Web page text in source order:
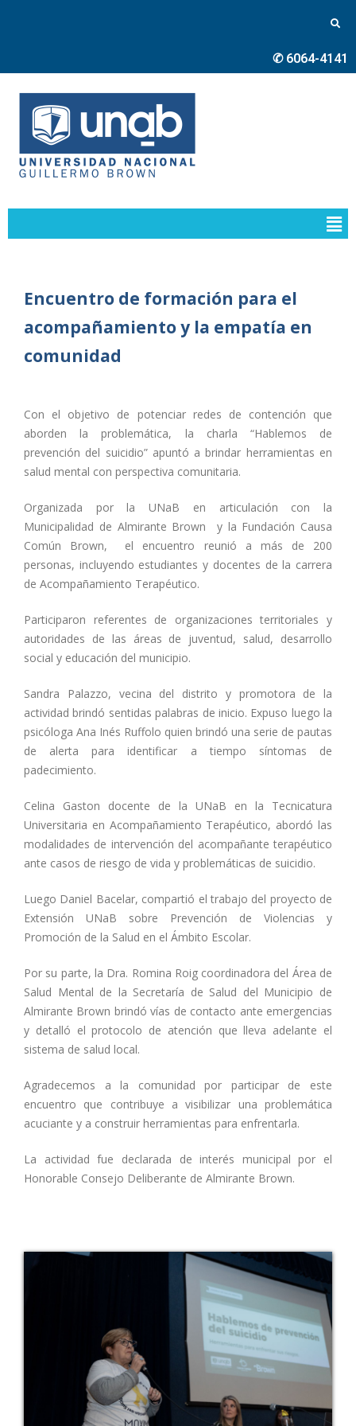
✆ 6064-4141
Encuentro de formación para el
acompañamiento y la empatía en
comunidad
Con el objetivo de potenciar redes de contención que
aborden la problemática, la charla “Hablemos de
prevención del suicidio” apuntó a brindar herramientas en
salud mental con perspectiva comunitaria.
Organizada por la UNaB en articulación con la
Municipalidad de Almirante Brown y la Fundación Causa
Común Brown, el encuentro reunió a más de 200
personas, incluyendo estudiantes y docentes de la carrera
de Acompañamiento Terapéutico.
Participaron referentes de organizaciones territoriales y
autoridades de las áreas de juventud, salud, desarrollo
social y educación del municipio.
Sandra Palazzo, vecina del distrito y promotora de la
actividad brindó sentidas palabras de inicio. Expuso luego la
psicóloga Ana Inés Ruffolo quien brindó una serie de pautas
de alerta para identificar a tiempo síntomas de
padecimiento.
Celina Gaston docente de la UNaB en la Tecnicatura
Universitaria en Acompañamiento Terapéutico, abordó las
modalidades de intervención del acompañante terapéutico
ante casos de riesgo de vida y problemáticas de suicidio.
Luego Daniel Bacelar, compartió el trabajo del proyecto de
Extensión UNaB sobre Prevención de Violencias y
Promoción de la Salud en el Ámbito Escolar.
Por su parte, la Dra. Romina Roig coordinadora del Área de
Salud Mental de la Secretaría de Salud del Municipio de
Almirante Brown brindó vías de contacto ante emergencias
y detalló el protocolo de atención que lleva adelante el
sistema de salud local.
Agradecemos a la comunidad por participar de este
encuentro que contribuye a visibilizar una problemática
acuciante y a construir herramientas para enfrentarla.
La actividad fue declarada de interés municipal por el
Honorable Consejo Deliberante de Almirante Brown.